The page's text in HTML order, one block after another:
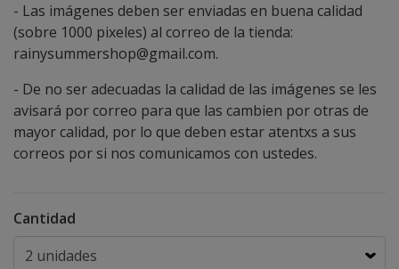
- Las imágenes deben ser enviadas en buena calidad
(sobre 1000 pixeles) al correo de la tienda:
rainysummershop@gmail.com.
- De no ser adecuadas la calidad de las imágenes se les
avisará por correo para que las cambien por otras de
mayor calidad, por lo que deben estar atentxs a sus
correos por si nos comunicamos con ustedes.
Cantidad